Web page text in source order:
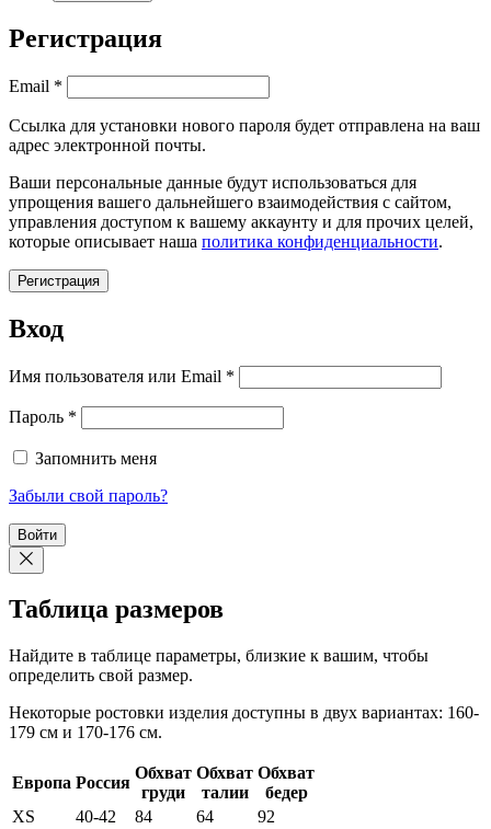
Регистрация
Email *
Ссылка для установки нового пароля будет отправлена ​​на ваш
адрес электронной почты.
Ваши персональные данные будут использоваться для
упрощения вашего дальнейшего взаимодействия с сайтом,
управления доступом к вашему аккаунту и для прочих целей,
которые описывает наша политика конфиденциальности.
Регистрация
Вход
Имя пользователя или Email *
Пароль *
Запомнить меня
Забыли свой пароль?
Войти
Таблица размеров
Найдите в таблице параметры, близкие к вашим, чтобы
определить свой размер.
Некоторые ростовки изделия доступны в двух вариантах: 160-
179 см и 170-176 см.
Европа Россия
Обхват
груди
Обхват
талии
Обхват
бедер
XS
40-42 84 64
92